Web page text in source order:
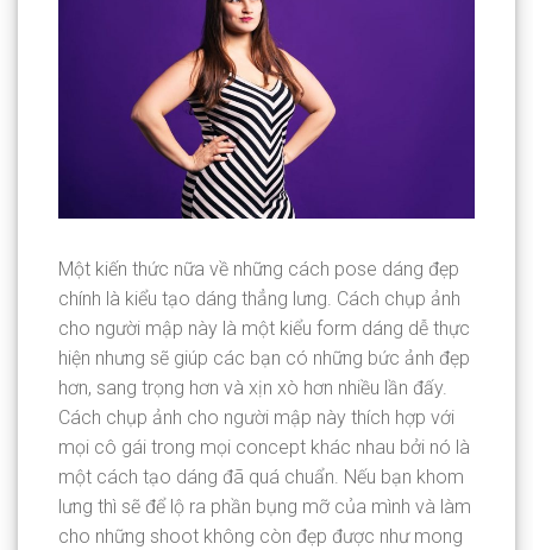
Một kiến thức nữa về những cách pose dáng đẹp
chính là kiểu tạo dáng thẳng lưng. Cách chụp ảnh
cho người mập này là một kiểu form dáng dễ thực
hiện nhưng sẽ giúp các bạn có những bức ảnh đẹp
hơn, sang trọng hơn và xịn xò hơn nhiều lần đấy.
Cách chụp ảnh cho người mập này thích hợp với
mọi cô gái trong mọi concept khác nhau bởi nó là
một cách tạo dáng đã quá chuẩn. Nếu bạn khom
lưng thì sẽ để lộ ra phần bụng mỡ của mình và làm
cho những shoot không còn đẹp được như mong